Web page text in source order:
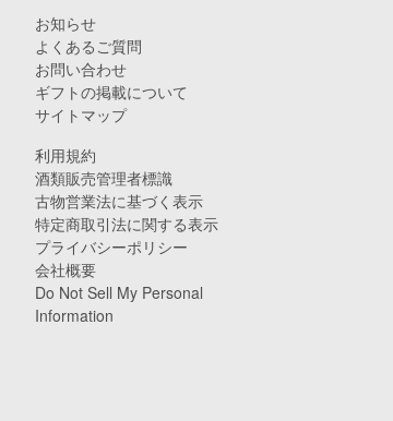
お知らせ
よくあるご質問
お問い合わせ
ギフトの掲載について
サイトマップ
利用規約
酒類販売管理者標識
古物営業法に基づく表示
特定商取引法に関する表示
プライバシーポリシー
会社概要
Do Not Sell My Personal
Information